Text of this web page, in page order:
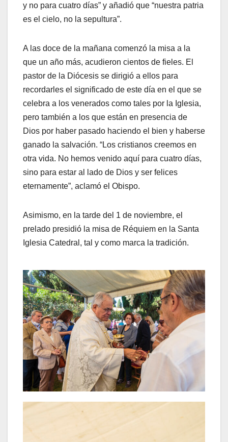
y no para cuatro días” y añadió que “nuestra patria
es el cielo, no la sepultura”.
A las doce de la mañana comenzó la misa a la
que un año más, acudieron cientos de fieles. El
pastor de la Diócesis se dirigió a ellos para
recordarles el significado de este día en el que se
celebra a los venerados como tales por la Iglesia,
pero también a los que están en presencia de
Dios por haber pasado haciendo el bien y haberse
ganado la salvación. “Los cristianos creemos en
otra vida. No hemos venido aquí para cuatro días,
sino para estar al lado de Dios y ser felices
eternamente”, aclamó el Obispo.
Asimismo, en la tarde del 1 de noviembre, el
prelado presidió la misa de Réquiem en la Santa
Iglesia Catedral, tal y como marca la tradición.